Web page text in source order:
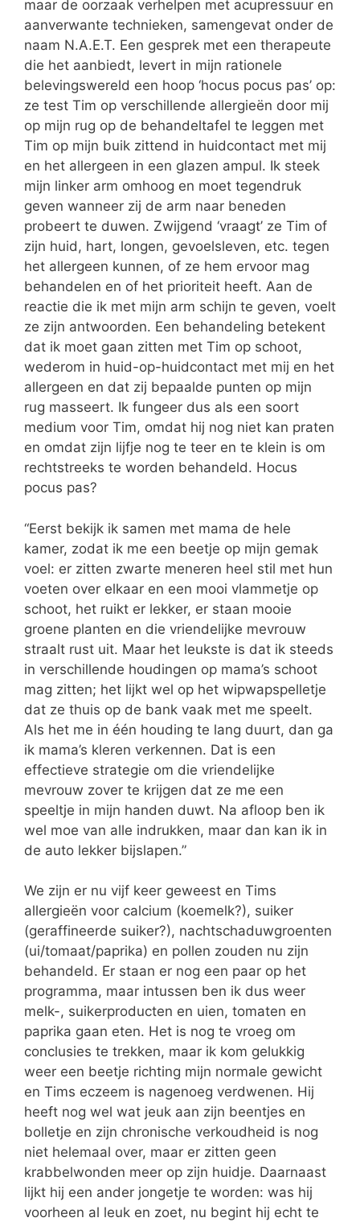
maar de oorzaak verhelpen met acupressuur en
aanverwante technieken, samengevat onder de
naam N.A.E.T. Een gesprek met een therapeute
die het aanbiedt, levert in mijn rationele
belevingswereld een hoop ‘hocus pocus pas’ op:
ze test Tim op verschillende allergieën door mij
op mijn rug op de behandeltafel te leggen met
Tim op mijn buik zittend in huidcontact met mij
en het allergeen in een glazen ampul. Ik steek
mijn linker arm omhoog en moet tegendruk
geven wanneer zij de arm naar beneden
probeert te duwen. Zwijgend ‘vraagt’ ze Tim of
zijn huid, hart, longen, gevoelsleven, etc. tegen
het allergeen kunnen, of ze hem ervoor mag
behandelen en of het prioriteit heeft. Aan de
reactie die ik met mijn arm schijn te geven, voelt
ze zijn antwoorden. Een behandeling betekent
dat ik moet gaan zitten met Tim op schoot,
wederom in huid-op-huidcontact met mij en het
allergeen en dat zij bepaalde punten op mijn
rug masseert. Ik fungeer dus als een soort
medium voor Tim, omdat hij nog niet kan praten
en omdat zijn lijfje nog te teer en te klein is om
rechtstreeks te worden behandeld. Hocus
pocus pas?
“Eerst bekijk ik samen met mama de hele
kamer, zodat ik me een beetje op mijn gemak
voel: er zitten zwarte meneren heel stil met hun
voeten over elkaar en een mooi vlammetje op
schoot, het ruikt er lekker, er staan mooie
groene planten en die vriendelijke mevrouw
straalt rust uit. Maar het leukste is dat ik steeds
in verschillende houdingen op mama’s schoot
mag zitten; het lijkt wel op het wipwapspelletje
dat ze thuis op de bank vaak met me speelt.
Als het me in één houding te lang duurt, dan ga
ik mama’s kleren verkennen. Dat is een
effectieve strategie om die vriendelijke
mevrouw zover te krijgen dat ze me een
speeltje in mijn handen duwt. Na afloop ben ik
wel moe van alle indrukken, maar dan kan ik in
de auto lekker bijslapen.”
We zijn er nu vijf keer geweest en Tims
allergieën voor calcium (koemelk?), suiker
(geraffineerde suiker?), nachtschaduwgroenten
(ui/tomaat/paprika) en pollen zouden nu zijn
behandeld. Er staan er nog een paar op het
programma, maar intussen ben ik dus weer
melk-, suikerproducten en uien, tomaten en
paprika gaan eten. Het is nog te vroeg om
conclusies te trekken, maar ik kom gelukkig
weer een beetje richting mijn normale gewicht
en Tims eczeem is nagenoeg verdwenen. Hij
heeft nog wel wat jeuk aan zijn beentjes en
bolletje en zijn chronische verkoudheid is nog
niet helemaal over, maar er zitten geen
krabbelwonden meer op zijn huidje. Daarnaast
lijkt hij een ander jongetje te worden: was hij
voorheen al leuk en zoet, nu begint hij echt te